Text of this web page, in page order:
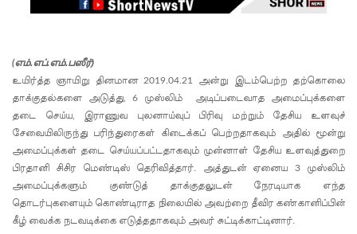
திருத்தம்!
சாகிப் அல்
ஹசனின்
மீது
ல் குண்டு
(எம்.எப்.எம்.பஸீர்)
உயிர்த்த ஞாயிறு தினமான 2019.04.21 அன்று இடம்பெற்ற தற்கொலை
தாக்குதல்களை அடுத்து , 6 முஸ்லிம்
அடிப்படைவாத அமைப்புக்களை
தடை செய்ய,
இராணுவ புலனாய்வுப் பிரிவு மற்றும் தேசிய உளவுச்
சேவையிலிருந்து பரிந்துரைகள் கிடைக்கப் பெற்றதாகவும் அதில் மூன்று
அமைப்புக்கள் தடை செய்யப்பட்டதாகவும் முன்னாள் தேசிய உளவுத்துறை
பிரதானி சிசிர மெண்டிஸ் தெரிவித்தார். அத்துடன் ஏனைய
3 முஸ்லிம்
அமைப்புக்களும் குண்டுத் தாக்குதலுடன் நேரடியாக எந்த
தொடர்புகளையும் கொண்டிராத நிலையில் அவற்றை தீவிர கண்கானிப்பின்
கீழ் வைக்க நடவடிக்கை எடுத்ததாகவும் அவர் சுட்டிக்காட்டினார்.